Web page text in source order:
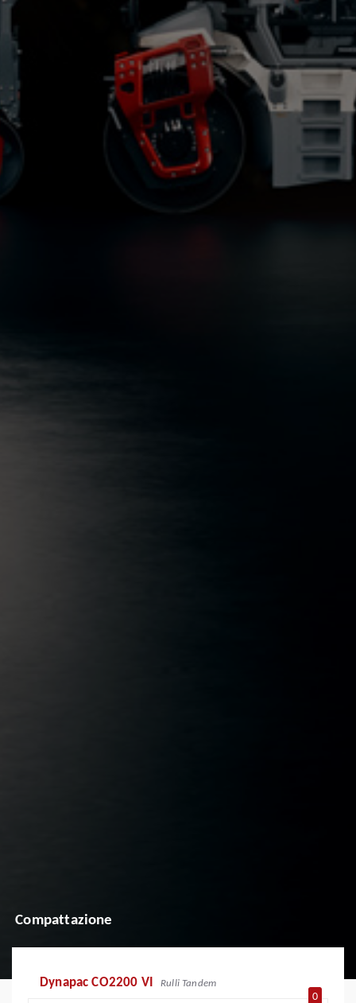
Compattazione
Dynapac CO2200 VI Rulli Tandem
0